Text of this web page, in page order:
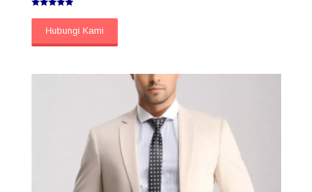
5.00
dari 5Hubungi Kami